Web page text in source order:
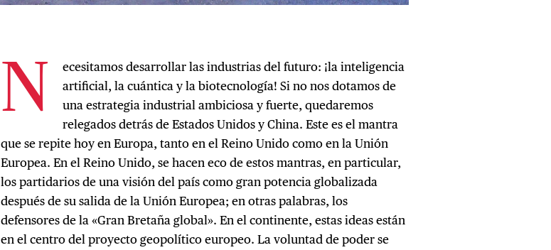
N
ecesitamos desarrollar las industrias del futuro: ¡la inteligencia
artificial, la cuántica y la biotecnología! Si no nos dotamos de
una estrategia industrial ambiciosa y fuerte, quedaremos
relegados detrás de Estados Unidos y China. Este es el mantra
que se repite hoy en Europa, tanto en el Reino Unido como en la Unión
Europea. En el Reino Unido, se hacen eco de estos mantras, en particular,
los partidarios de una visión del país como gran potencia globalizada
después de su salida de la Unión Europea; en otras palabras, los
defensores de la «Gran Bretaña global». En el continente, estas ideas están
en el centro del proyecto geopolítico europeo. La voluntad de poder se